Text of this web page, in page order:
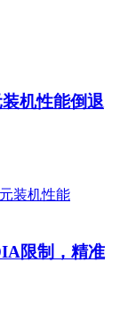
机性能倒退
限制，精准